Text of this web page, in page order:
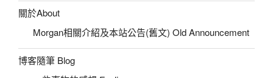
關於About
Morgan相關介紹及本站公告(舊文) Old Announcement
博客隨筆 Blog